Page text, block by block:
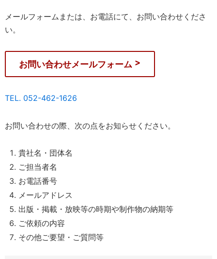
メールフォームまたは、お電話にて、お問い合わせくださ
い。
お問い合わせメールフォーム
TEL. 052-462-1626
お問い合わせの際、次の点をお知らせください。
貴社名・団体名
ご担当者名
お電話番号
メールアドレス
出版・掲載・放映等の時期や制作物の納期等
ご依頼の内容
その他ご要望・ご質問等